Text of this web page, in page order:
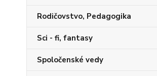
Rodičovstvo, Pedagogika
Sci - fi, fantasy
Spoločenské vedy